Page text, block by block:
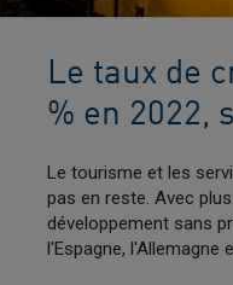
Le taux de
% en 2022,
Le tourisme et les
pas en reste. Avec
développement sans
l'Espagne, l'Allemagne